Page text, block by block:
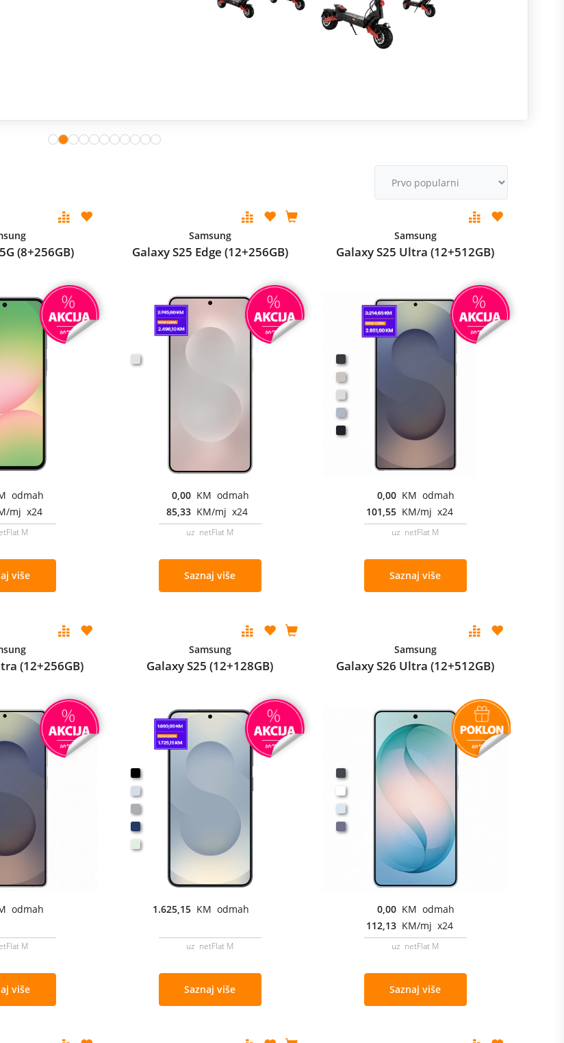
(8+256GB)
odmah
mj x24
M
više
Samsung
Galaxy S25 Edge (12+256GB)
0,00 KM odmah
85,33 KM/mj x24
uz netFlat M
Saznaj više
Samsung
Galaxy S25 Ultra (12+512GB)
0,00 KM odmah
101,55 KM/mj x24
uz netFlat M
Saznaj više
(12+256GB)
odmah
M
više
Samsung
Galaxy S25 (12+128GB)
1.625,15 KM odmah
uz netFlat M
Saznaj više
Samsung
Galaxy S26 Ultra (12+512GB)
0,00 KM odmah
112,13 KM/mj x24
uz netFlat M
Saznaj više